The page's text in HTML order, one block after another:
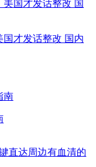
国才发话整改 国内